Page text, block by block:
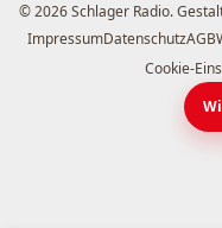
© 2026 Schlager Radio.
ImpressumDatenschutzAGB
Cookie-